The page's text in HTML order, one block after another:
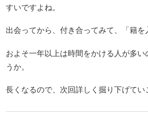
すいですよね。
出会ってから、付き合ってみて、「籍を
およそ一年以上は時間をかける人が多い
うか。
長くなるので、次回詳しく掘り下げてい